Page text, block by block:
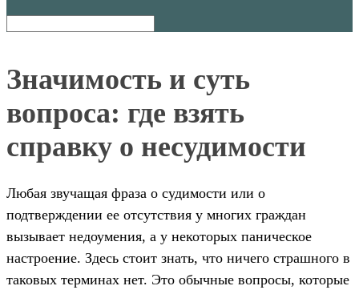
Значимость и суть
вопроса: где взять
справку о несудимости
Любая звучащая фраза о судимости или о
подтверждении ее отсутствия у многих граждан
вызывает недоумения, а у некоторых паническое
настроение. Здесь стоит знать, что ничего страшного в
таковых терминах нет. Это обычные вопросы, которые